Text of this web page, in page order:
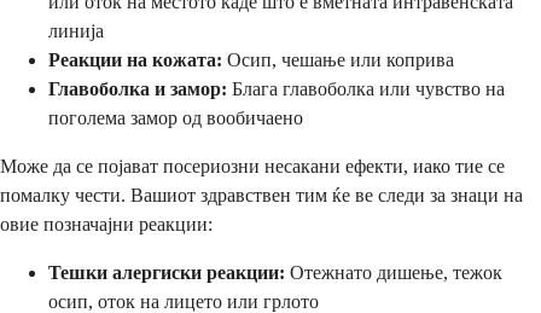
линија
Реакции на кожата: Осип, чешање или коприва
Главоболка и замор: Блага главоболка или чувство на
поголема замор од вообичаено
Може да се појават посериозни несакани ефекти, иако тие се
помалку чести. Вашиот здравствен тим ќе ве следи за знаци на
овие позначајни реакции:
Тешки алергиски реакции: Отежнато дишење, тежок
осип, оток на лицето или грлото